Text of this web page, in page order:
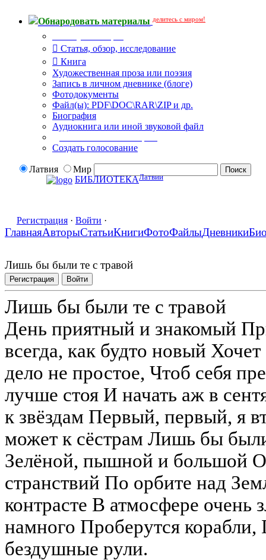
Обнародовать материалы делитесь с миром!
Статья, обзор, исследование
Книга
Художественная проза или поэзия
Запись в личном дневнике (блоге)
Фотодокументы
Файл(ы): PDF\DOC\RAR\ZIP и др.
Биография
Аудиокнига или иной звуковой файл
Создать голосование
Латвия
Мир
БИБЛИОТЕКАЛатвии
Регистрация · Войти ·
ГлавнаяАвторыСтатьиКнигиФотоФайлыДневники
Лишь бы были те с травой
Регистрация Войти
Лишь бы были те с травой
День приятный и знакомый
всегда, как будто новый
дело не простое, Чтоб себя
лучше стоя И начать аж в
к звёздам Первый, первый, я
может к сёстрам Лишь бы
Зелёной, пышной и большой
странствий По орбите над
контрасте В атмосфере
намного Проберутся корабли,
бездушные рули.